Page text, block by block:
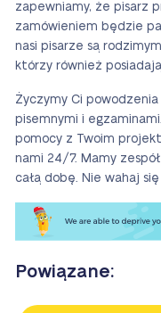
zapewniamy, że pisarz
zamówieniem będzie
nasi pisarze są
którzy również
Życzymy Ci
pisemnymi i
pomocy z Twoim
nami 24/7. Mamy
całą dobę. Nie wahaj
Powiązane: